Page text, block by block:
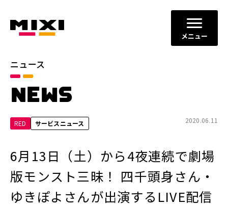
メニュー
ニュース
NEWS
RED サービスニュース 2020.06.11
6月13日（土）から4夜連続で劇場
版モンスト三昧！ 四千頭身さん・
ゆきぽよさんが出演するLIVE配信
カテゴリ
お知らせ
2026年 2025年
2023年